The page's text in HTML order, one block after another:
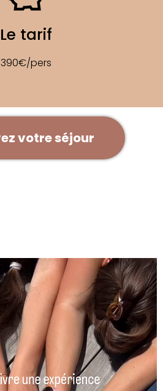
Le tarif
390€/pers
votre séjour